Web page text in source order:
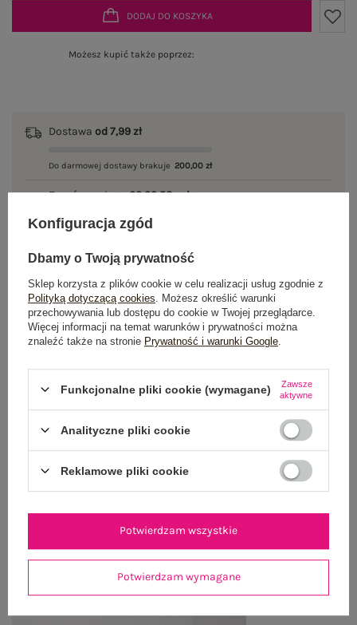
DODAJ DO KOSZYKA
Możesz kupić także poprzez:
Dostawa od 7,99 zł
Do darmowej dostawy brakuje 200,00 zł
Zamów w ciągu02:23:58 sek.,
OPIS PRODUKTU
OPINIE O PRODUKCIE (2)
WYSYŁKA I DOSTAWA
ZWROTY I REKLAMACJE
OSTATNIO OGLĄDANE
Zobacz wszystko
Konfiguracja zgód
Dbamy o Twoją prywatność
Sklep korzysta z plików cookie w celu realizacji usług zgodnie z
Polityką dotyczącą cookies . Możesz określić warunki
przechowywania lub dostępu do cookie w Twojej przeglądarce.
Więcej informacji na temat warunków i prywatności można
znaleźć także na stronie Prywatność i warunki Google
Funkcjonalne pliki cookie (wymagane)
Zawsze
aktywne
Analityczne pliki cookie
Reklamowe pliki cookie
Potwierdzam wymagane
Potwierdzam wszystkie